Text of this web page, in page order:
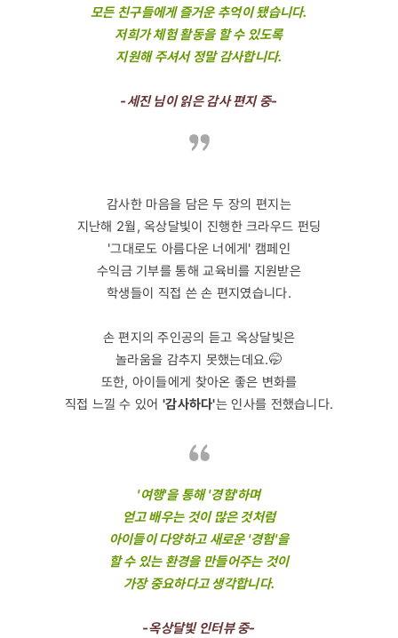
모든 친구들에게 즐거운 추억이 됐습니다.
저희가 체험 활동을 할 수 있도록
지원해 주셔서 정말 감사합니다.
-세진 님이 읽은 감사 편지 중-
감사한 마음을 담은 두 장의 편지는
지난해 2월, 옥상달빛이 진행한 크라우드 펀딩
'그대로도 아름다운 너에게' 캠페인
수익금 기부를 통해 교육비를 지원받은
학생들이 직접 쓴 손 편지였습니다.
손 편지의 주인공의 듣고 옥상달빛은
놀라움을 감추지 못했는데요.🤭
또한, 아이들에게 찾아온 좋은 변화를
직접 느낄 수 있어 '감사하다'는 인사를 전했습니다.
'여행'을 통해 '경험'하며
얻고 배우는 것이 많은 것처럼
아이들이 다양하고 새로운 '경험'을
할 수 있는 환경을 만들어주는 것이
가장 중요하다고 생각합니다.
-옥상달빛 인터뷰 중-